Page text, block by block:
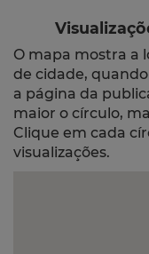
O mapa mostra a
de cidade,
a página da
maior o círculo,
Clique em cada
visualizações.